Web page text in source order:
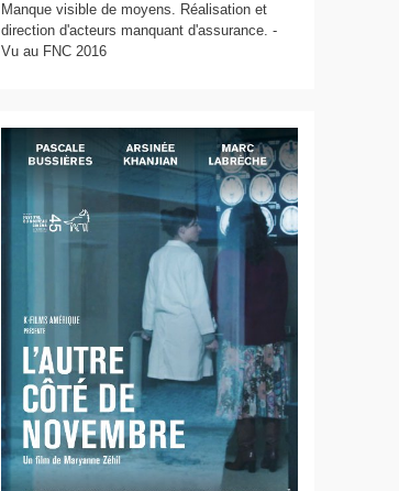
Manque visible de moyens. Réalisation et
direction d'acteurs manquant d'assurance. -
Vu au FNC 2016